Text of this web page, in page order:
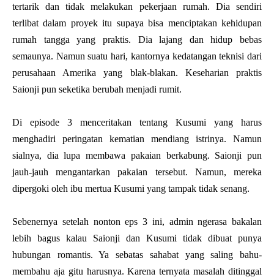
tertarik dan tidak melakukan pekerjaan rumah. Dia sendiri
terlibat dalam proyek itu supaya bisa menciptakan kehidupan
rumah tangga yang praktis. Dia lajang dan hidup bebas
semaunya. Namun suatu hari, kantornya kedatangan teknisi dari
perusahaan Amerika yang blak-blakan. Keseharian praktis
Saionji pun seketika berubah menjadi rumit.
Di episode 3 menceritakan tentang Kusumi yang harus
menghadiri peringatan kematian mendiang istrinya. Namun
sialnya, dia lupa membawa pakaian berkabung. Saionji pun
jauh-jauh mengantarkan pakaian tersebut. Namun, mereka
dipergoki oleh ibu mertua Kusumi yang tampak tidak senang.
Sebenernya setelah nonton eps 3 ini, admin ngerasa bakalan
lebih bagus kalau Saionji dan Kusumi tidak dibuat punya
hubungan romantis. Ya sebatas sahabat yang saling bahu-
membahu aja gitu harusnya. Karena ternyata masalah ditinggal